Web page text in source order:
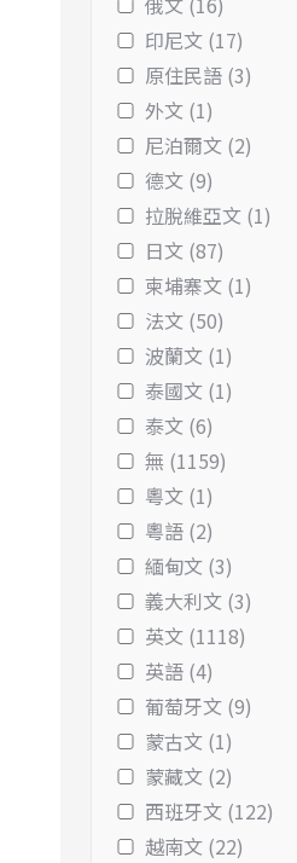
印尼文 (17)
原住民語 (3)
外文 (1)
尼泊爾文 (2)
德文 (9)
拉脫維亞文 (1)
日文 (87)
柬埔寨文 (1)
法文 (50)
波蘭文 (1)
泰國文 (1)
泰文 (6)
無 (1159)
粵文 (1)
粵語 (2)
緬甸文 (3)
義大利文 (3)
英文 (1118)
英語 (4)
葡萄牙文 (9)
蒙古文 (1)
蒙藏文 (2)
西班牙文 (122)
越南文 (22)